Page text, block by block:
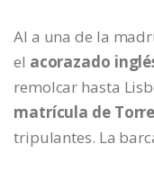
Al a una de la
el acorazado
remolcar hasta
matrícula de
tripulantes. La